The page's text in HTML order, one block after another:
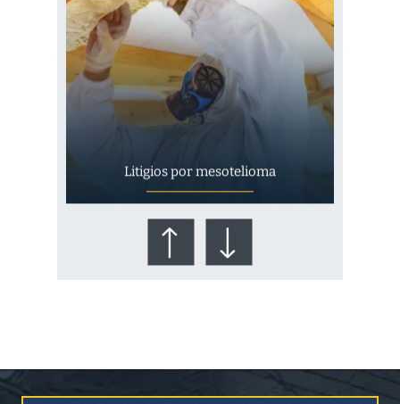
Litigios por mesotelioma
¿Quién corre el riesgo de